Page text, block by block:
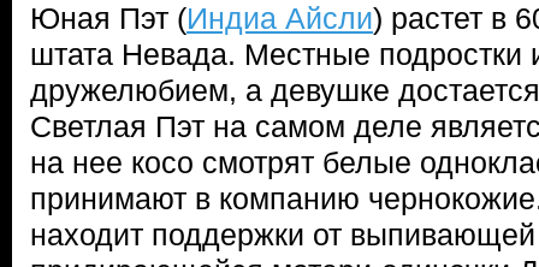
Юная Пэт (Индиа Айсли) растет в
штата Невада. Местные подростки
дружелюбием, а девушке
Светлая Пэт на самом деле
на нее косо смотрят белые
принимают в компанию
находит поддержки от